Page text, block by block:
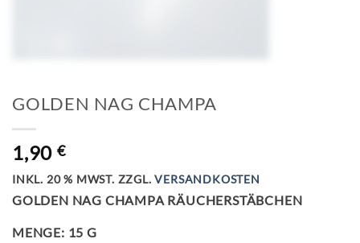
GOLDEN NAG CHAMPA
1,90 €
INKL. 20 % MWST. ZZGL.VERSANDKOSTEN
GOLDEN NAG CHAMPA RÄUCHERSTÄBCHEN
MENGE: 15 G